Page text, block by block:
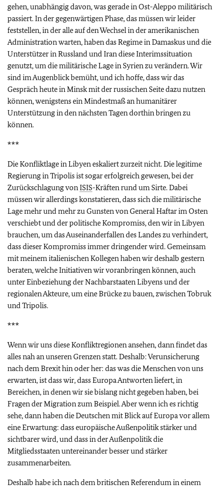
gehen, unabhängig davon, was gerade in Ost-Aleppo militärisch
passiert. In der gegenwärtigen Phase, das müssen wir leider
feststellen, in der alle auf den Wechsel in der amerikanischen
Administration warten, haben das Regime in Damaskus und die
Unterstützer in Russland und Iran diese Interimssituation
genutzt, um die militärische Lage in Syrien zu verändern. Wir
sind im Augenblick bemüht, und ich hoffe, dass wir das
Gespräch heute in Minsk mit der russischen Seite dazu nutzen
können, wenigstens ein Mindestmaß an humanitärer
Unterstützung in den nächsten Tagen dorthin bringen zu
können.
***
Die Konfliktlage in Libyen eskaliert zurzeit nicht. Die legitime
Regierung in Tripolis ist sogar erfolgreich gewesen, bei der
Zurückschlagung vonISIS-Kräften rund um Sirte. Dabei
müssen wir allerdings konstatieren, dass sich die militärische
Lage mehr und mehr zu Gunsten von General Haftar im Osten
verschiebt und der politische Kompromiss, den wir in Libyen
brauchen, um das Auseinanderfallen des Landes zu verhindert,
dass dieser Kompromiss immer dringender wird. Gemeinsam
mit meinem italienischen Kollegen haben wir deshalb gestern
beraten, welche Initiativen wir voranbringen können, auch
unter Einbeziehung der Nachbarstaaten Libyens und der
regionalen Akteure, um eine Brücke zu bauen, zwischen Tobruk
und Tripolis.
***
Wenn wir uns diese Konfliktregionen ansehen, dann findet das
alles nah an unseren Grenzen statt. Deshalb: Verunsicherung
nach dem Brexit hin oder her: das was die Menschen von uns
erwarten, ist dass wir, dass Europa Antworten liefert, in
Bereichen, in denen wir sie bislang nicht gegeben haben, bei
Fragen der Migration zum Beispiel. Aber wenn ich es richtig
sehe, dann haben die Deutschen mit Blick auf Europa vor allem
eine Erwartung: dass europäische Außenpolitik stärker und
sichtbarer wird, und dass in der Außenpolitik die
Mitgliedsstaaten untereinander besser und stärker
zusammenarbeiten.
Deshalb habe ich nach dem britischen Referendum in einem